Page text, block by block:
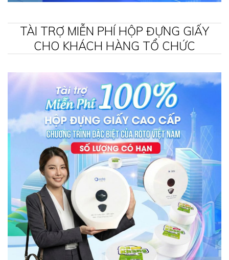
TÀI TRỢ MIỄN PHÍ HỘP ĐỰNG GIẤY
CHO KHÁCH HÀNG TỔ CHỨC